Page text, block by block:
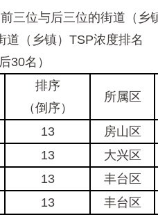
位与后三位的街道（乡
（乡镇）TSP浓度排名
名）
排序
（倒序）
所属区
13 房山区
13 大兴区
13 丰台区
13 丰台区